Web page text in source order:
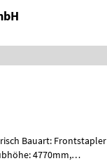
Bauart: Frontstapler